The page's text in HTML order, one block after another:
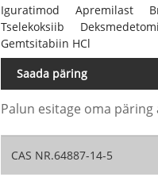
Iguratimod Apremilast
Tselekoksiib
Gemtsitabiin HCl
Saada päring
Palun esitage oma